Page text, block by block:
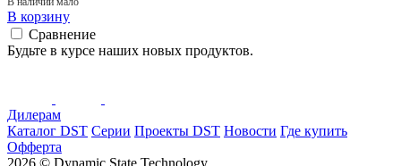
В корзину
Сравнение
Будьте в курсе наших новых продуктов.
Дилерам
Каталог DST Серии Проекты DST Новости Где купить
Офферта
2026 © Dynamic State Technology